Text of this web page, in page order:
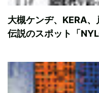
大槻ケンヂ、KERA、
伝説のスポット「